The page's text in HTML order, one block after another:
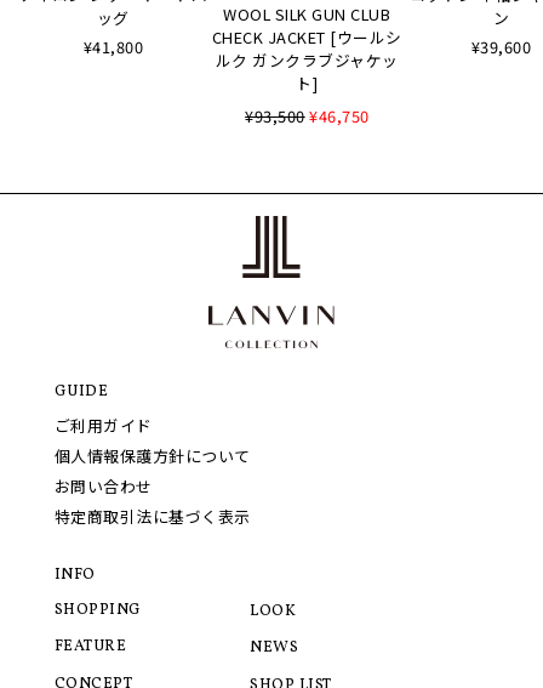
ッグ
¥41,800
WOOL SILK GUN CLUB
CHECK JACKET [ウールシ
ルク ガンクラブジャケッ
ト]
¥93,500¥46,750
ン
¥39,600
GUIDE
ご利用ガイド
個人情報保護方針について
お問い合わせ
特定商取引法に基づく表示
INFO
SHOPPING
FEATURE
LOOK
NEWS